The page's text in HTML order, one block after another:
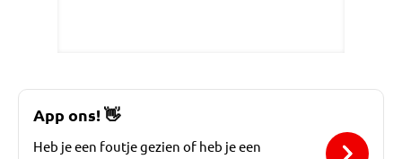
App ons!👋
Heb je een foutje gezien of heb je een